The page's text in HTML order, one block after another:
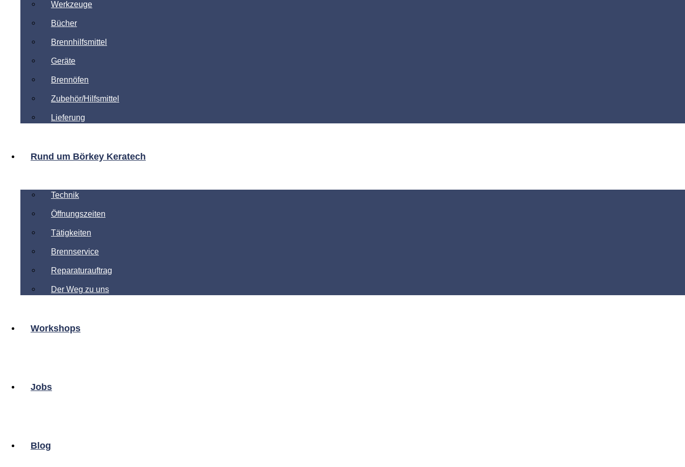
Werkzeuge
Bücher
Brennhilfsmittel
Geräte
Brennöfen
Zubehör/Hilfsmittel
Lieferung
Rund um Börkey Keratech
Technik
Öffnungszeiten
Tätigkeiten
Brennservice
Reparaturauftrag
Der Weg zu uns
Workshops
Jobs
Blog